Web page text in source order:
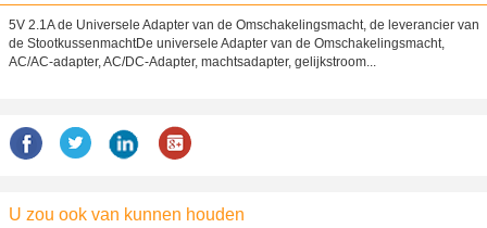
5V 2.1A de Universele Adapter van de Omschakelingsmacht, de leverancier van
de StootkussenmachtDe universele Adapter van de Omschakelingsmacht,
AC/AC-adapter, AC/DC-Adapter, machtsadapter, gelijkstroom...
U zou ook van kunnen houden